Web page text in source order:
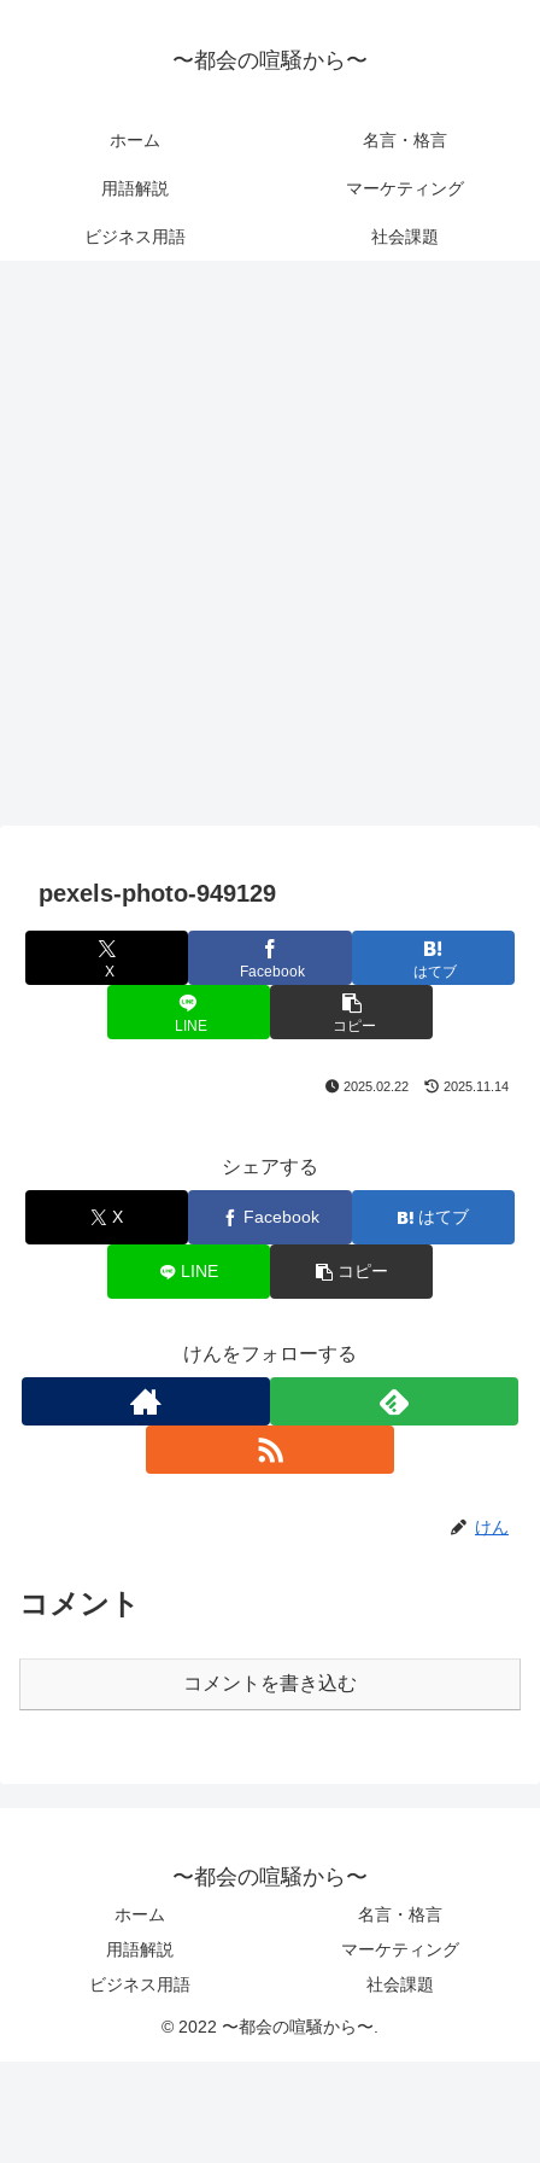
〜都会の喧騒から〜
ホーム 名言・格言
用語解説 マーケティング
ビジネス用語 社会課題
pexels-photo-949129
X Facebook はてブ
LINE コピー
2025.02.22 2025.11.14
シェアする
X Facebook はてブ
LINE コピー
けんをフォローする
けん
コメント
コメントを書き込む
〜都会の喧騒から〜
ホーム
名言・格言
用語解説
マーケティング
ビジネス用語
社会課題
© 2022 〜都会の喧騒から〜.